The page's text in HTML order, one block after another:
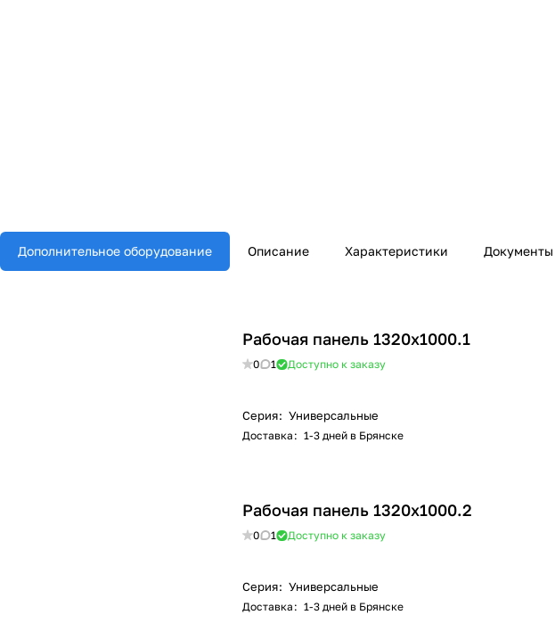
Дополнительное оборудование Описание Характеристики Документы
Рабочая панель 1320х1000.1
0 1 Доступно к заказу
Серия: Универсальные
Доставка : 1-3 дней в Брянске
Рабочая панель 1320х1000.2
0 1 Доступно к заказу
Серия: Универсальные
Доставка : 1-3 дней в Брянске